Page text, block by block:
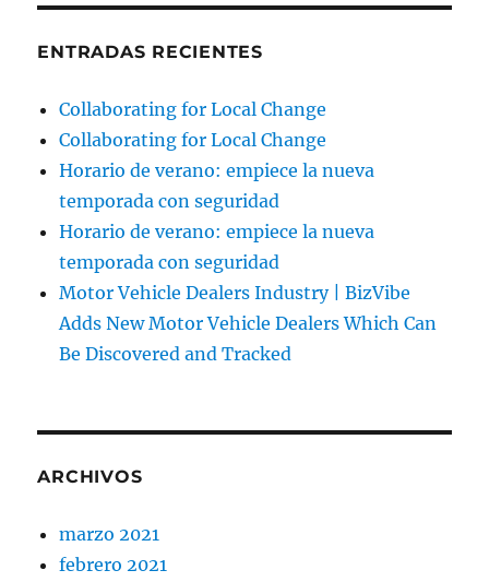
ENTRADAS RECIENTES
Collaborating for Local Change
Collaborating for Local Change
Horario de verano: empiece la nueva
temporada con seguridad
Horario de verano: empiece la nueva
temporada con seguridad
Motor Vehicle Dealers Industry | BizVibe
Adds New Motor Vehicle Dealers Which Can
Be Discovered and Tracked
ARCHIVOS
marzo 2021
febrero 2021